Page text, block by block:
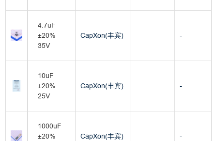
4.7uF
±20%
35V
CapXon(丰宾) -
10uF
±20%
25V
CapXon(丰宾) -
1000uF
±20%
CapXon(丰宾) -